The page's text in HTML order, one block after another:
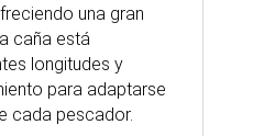
una gran
caña está
longitudes y
para adaptarse
cada pescador.